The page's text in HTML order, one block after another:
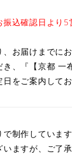
振込確認日より5
お届けまでに
、『【京都 一
をご案内してお
制作しています
ますが、ご了承